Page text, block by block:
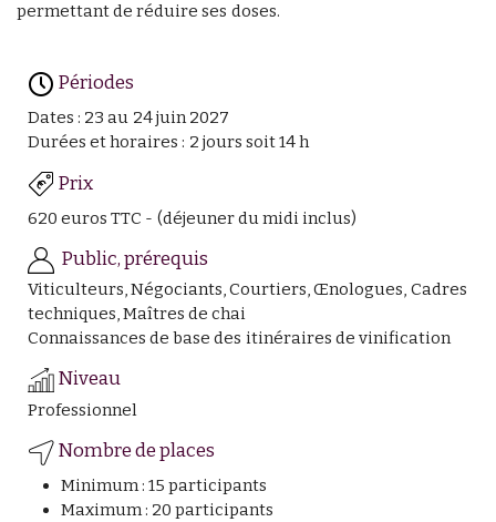
permettant de réduire ses doses.
Périodes
Dates : 23 au 24 juin 2027
Durées et horaires : 2 jours soit 14 h
Prix
620 euros TTC - (déjeuner du midi inclus)
Public, prérequis
Viticulteurs, Négociants, Courtiers, Œnologues, Cadres
techniques, Maîtres de chai
Connaissances de base des itinéraires de vinification
Niveau
Professionnel
Nombre de places
Minimum : 15 participants
Maximum : 20 participants